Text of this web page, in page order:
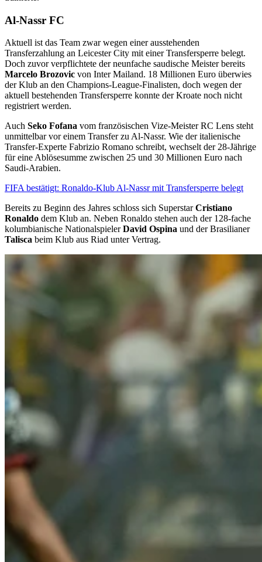
Al-Nassr FC
Aktuell ist das Team zwar wegen einer ausstehenden
Transferzahlung an Leicester City mit einer Transfersperre belegt.
Doch zuvor verpflichtete der neunfache saudische Meister bereits
Marcelo Brozovic von Inter Mailand. 18 Millionen Euro überwies
der Klub an den Champions-League-Finalisten, doch wegen der
aktuell bestehenden Transfersperre konnte der Kroate noch nicht
registriert werden.
Auch Seko Fofana vom französischen Vize-Meister RC Lens steht
unmittelbar vor einem Transfer zu Al-Nassr. Wie der italienische
Transfer-Experte Fabrizio Romano schreibt, wechselt der 28-Jährige
für eine Ablösesumme zwischen 25 und 30 Millionen Euro nach
Saudi-Arabien.
FIFA bestätigt: Ronaldo-Klub Al-Nassr mit Transfersperre belegt
Bereits zu Beginn des Jahres schloss sich SuperstarCristiano
Ronaldo dem Klub an. Neben Ronaldo stehen auch der 128-fache
kolumbianische NationalspielerDavid Ospina und der Brasilianer
Talisca beim Klub aus Riad unter Vertrag.